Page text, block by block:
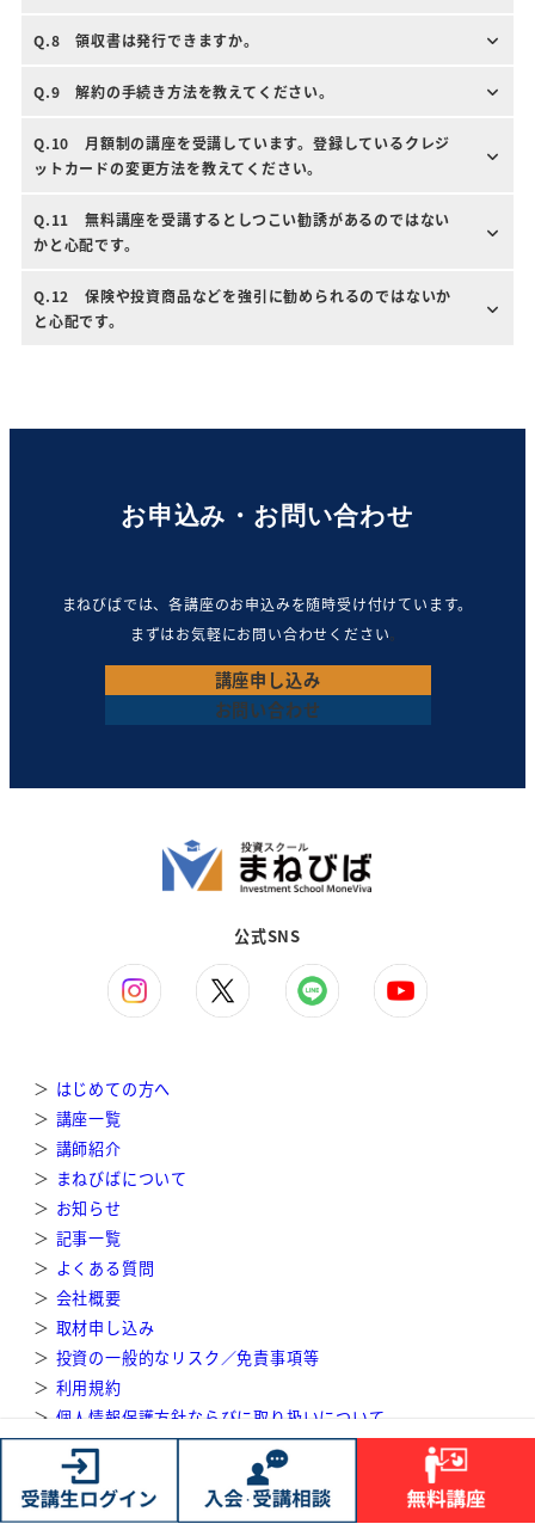
Q.8 領収書は発行できますか。
Q.9 解約の手続き方法を教えてください。
Q.10 月額制の講座を受講しています。登録しているクレジ
ットカードの変更方法を教えてください。
Q.11 無料講座を受講するとしつこい勧誘があるのではない
かと心配です。
Q.12 保険や投資商品などを強引に勧められるのではないか
と心配です。
お申込み・お問い合わせ
まねびばでは、各講座のお申込みを随時受け付けています。
まずはお気軽にお問い合わせください。
講座申し込み
お問い合わせ
公式SNS
＞ はじめての方へ
＞ 講座一覧
＞ 講師紹介
＞ まねびばについて
＞ お知らせ
＞ 記事一覧
＞ よくある質問
＞ 会社概要
＞ 取材申し込み
＞ 投資の一般的なリスク／免責事項等
＞ 利用規約
＞ 個人情報保護方針ならびに取り扱いについて
＞特定商取引法に基づく表記